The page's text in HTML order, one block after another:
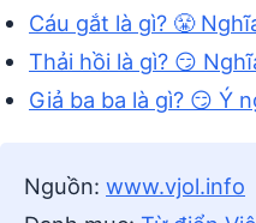
Cáu gắt là gì? 😤
Thải hồi là gì? 😏
Giả ba ba là gì? 😏 Ý
Nguồn: www.vjol.info